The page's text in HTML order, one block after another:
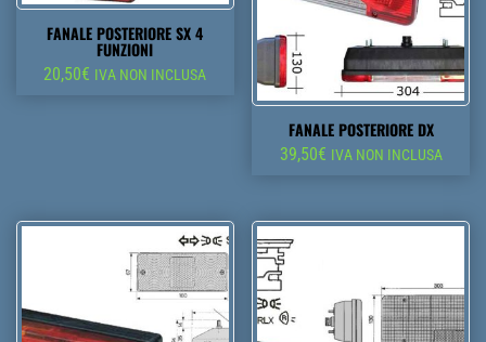
FANALE POSTERIORE SX 4
FUNZIONI
20,50€ IVA NON INCLUSA
FANALE POSTERIORE DX
39,50€ IVA NON INCLUSA